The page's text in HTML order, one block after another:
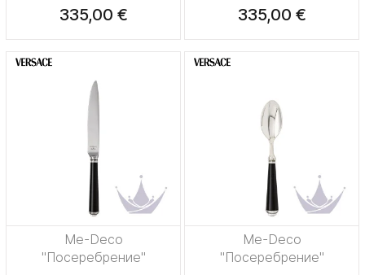
335,00 € 335,00 €
Me-Deco
"Посеребрение"
Me-Deco
"Посеребрение"